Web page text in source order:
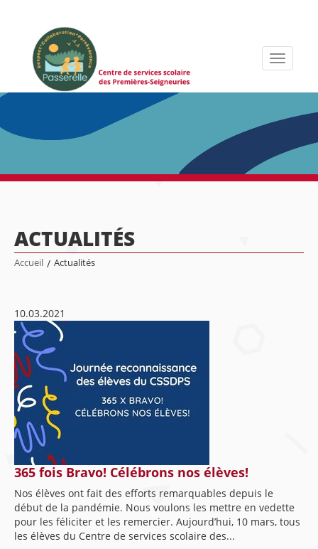
Toggle
ACTUALITÉS
Accueil / Actualités
10.03.2021
365 fois Bravo! Célébrons nos élèves!
Nos élèves ont fait des efforts remarquables depuis le
début de la pandémie. Nous voulons les mettre en vedette
pour les féliciter et les remercier. Aujourd’hui, 10 mars, tous
les élèves du Centre de services scolaire des...